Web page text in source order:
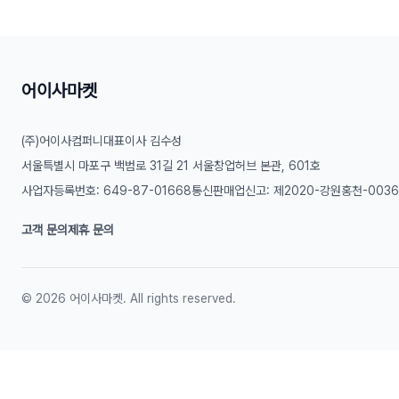
어이사마켓
(주)어이사컴퍼니 대표이사 김수성
서울특별시 마포구 백범로 31길 21 서울창업허브 본관, 601호
사업자등록번호: 649-87-01668통신판매업신고: 제2020-강원홍천-
고객 문의제휴 문의
© 2026 어이사마켓. All rights reserved.